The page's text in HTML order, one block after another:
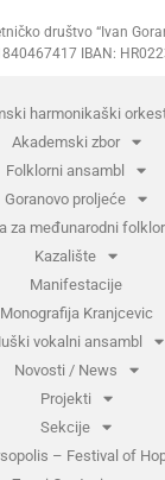
društvo “Ivan
IBAN:
harmonikaški
Akademski zbor
Folklorni ansambl
Goranovo proljeće
za međunarodni folklor
Kazalište
Manifestacije
Monografija Kranjcevic
vokalni ansambl
Novosti / News
Projekti
Sekcije
– Festival of